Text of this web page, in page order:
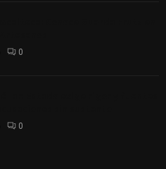
0
0